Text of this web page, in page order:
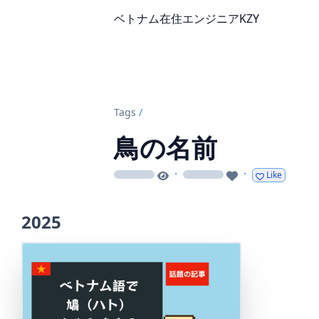
ベトナム在住エンジニアKZY
Tags /
鳥の名前
loading · loading · Like
2025